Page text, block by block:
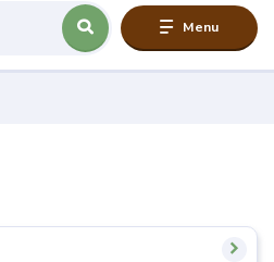
Menu